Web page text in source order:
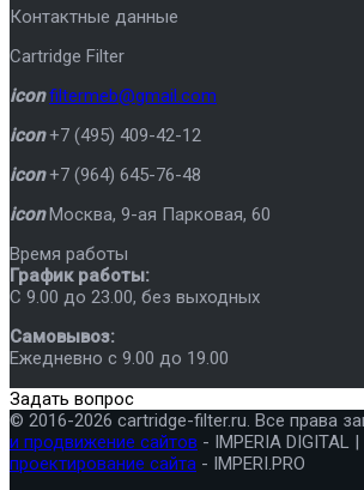
Контактные данные
Cartridge Filter
icon filtermeb@gmail.com
icon +7 (495) 409-42-12
icon +7 (964) 645-76-48
icon Москва, 9-ая Парковая, 60
Время работы
График работы:
C 9.00 до 23.00, без выходных
Самовывоз:
Ежедневно с 9.00 до 19.00
Задать вопрос
© 2016-2026 cartridge-filter.ru. Все права
и продвижение сайтов - IMPERIA DIGITAL |
проектирование сайта - IMPERI.PRO